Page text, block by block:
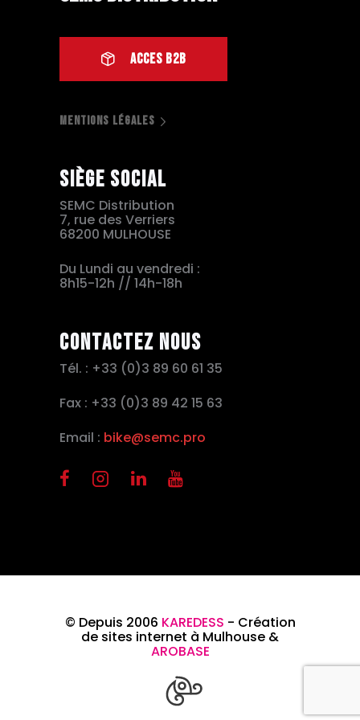
ACCES B2B
MENTIONS LÉGALES
Siège social
SEMC Distribution
7, rue des Verriers
68200 MULHOUSE
Du Lundi au vendredi :
8h15-12h // 14h-18h
Contactez nous
Tél. : +33 (0)3 89 60 61 35
Fax : +33 (0)3 89 42 15 63
Email : bike@semc.pro
© Depuis 2006 KAREDESS - Création
de sites internet à Mulhouse &
AROBASE